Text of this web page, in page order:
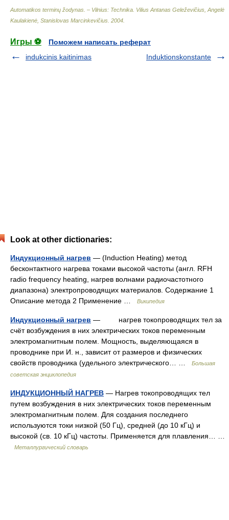
Automatikos terminų žodynas. – Vilnius: Technika Vilius Antanas Geleževičius, Angelė
Kaulakienė, Stanislovas Marcinkevičius 2004
Игры ⚽
Поможем написать реферат
indukcinis kaitinimas
Induktionskonstante
Look at other dictionaries:
Индукционный нагрев — (Induction Heating) метод
бесконтактного нагрева токами высокой частоты (англ. RFH
radio frequency heating, нагрев волнами радиочастотного
диапазона) электропроводящих материалов. Содержание 1
Описание метода 2 Применение …
Википедия
Индукционный нагрев — нагрев токопроводящих тел за
счёт возбуждения в них электрических токов переменным
электромагнитным полем. Мощность, выделяющаяся в
проводнике при И. н., зависит от размеров и физических
свойств проводника (удельного электрического… …
Большая
советская энциклопедия
ИНДУКЦИОННЫЙ НАГРЕВ — Нагрев токопроводящих тел
путем возбуждения в них электрических токов переменным
электромагнитным полем. Для создания последнего
используются токи низкой (50 Гц), средней (до 10 кГц) и
высокой (св. 10 кГц) частоты. Применяется для плавления… …
Металлургический словарь